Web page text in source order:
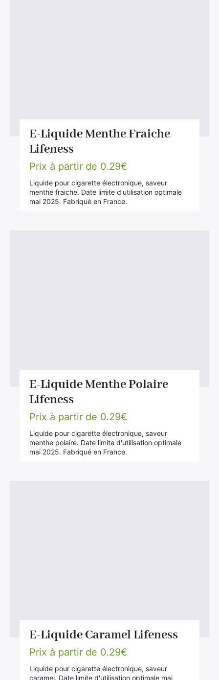
E-Liquide Menthe Fraiche
Lifeness
Prix à partir de 0.29€
Liquide pour cigarette électronique, saveur
menthe fraiche. Date limite d'utilisation optimale
mai 2025. Fabriqué en France.
E-Liquide Menthe Polaire
Lifeness
Prix à partir de 0.29€
Liquide pour cigarette électronique, saveur
menthe polaire. Date limite d'utilisation optimale
mai 2025. Fabriqué en France.
E-Liquide Caramel Lifeness
Prix à partir de 0.29€
Liquide pour cigarette électronique, saveur
caramel. Date limite d'utilisation optimale mai